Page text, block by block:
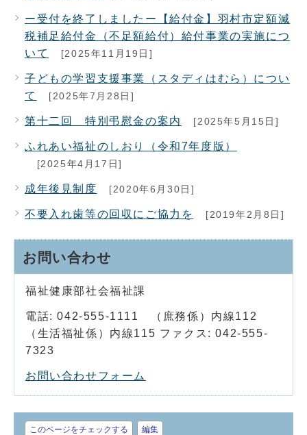
ー受付を終了しましたー【給付金】羽村市定額減
税補足給付金（不足額給付）給付事業の実施につ
いて
[2025年11月19日]
子どもの学習支援事業（スタディはむら）につい
て
[2025年7月28日]
第十二回 特別弔慰金の案内 [2025年5月15日]
ふれあい福祉のしおり（令和7年度版）
[2025年4月17日]
成年後見制度 [2020年6月30日]
不要入れ歯等の回収にご協力を [2019年2月8日]
お問い合わせ
福祉健康部社会福祉課
電話: 042-555-1111 （庶務係）内線112
（生活福祉係）内線115 ファクス: 042-555-
7323
お問い合わせフォーム
このページをチェックする 編集